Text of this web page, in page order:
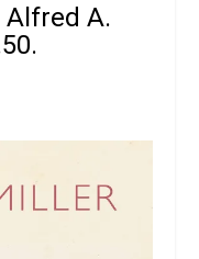
Alfred A.